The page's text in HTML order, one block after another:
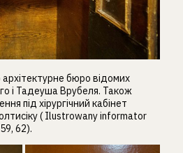
бюро відомих
і Тадеуша Врубеля. Також
під хірургічний кабінет
( Ilustrowany informator
62).